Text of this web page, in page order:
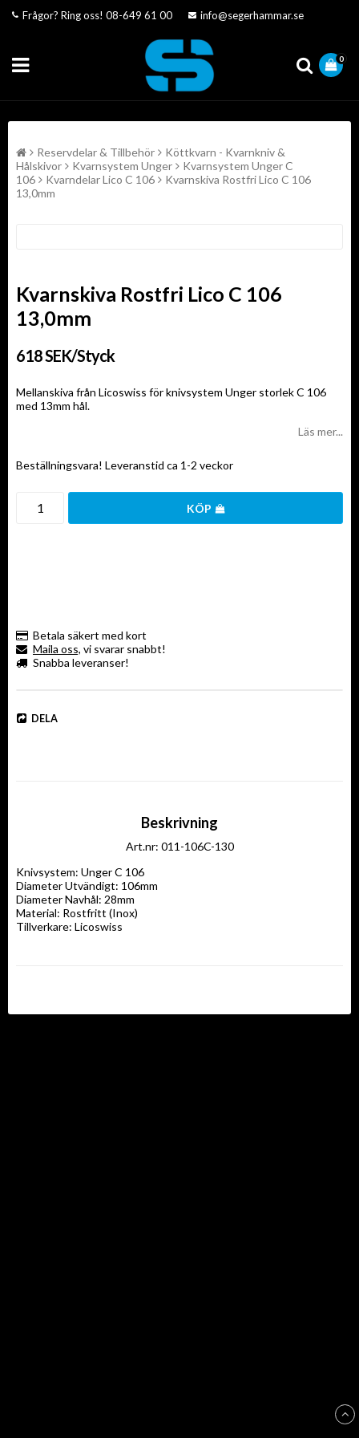
Frågor? Ring oss! 08-649 61 00 info@segerhammar.se
0
Reservdelar & Tillbehör
Köttkvarn - Kvarnkniv &
Hålskivor
Kvarnsystem Unger
Kvarnsystem Unger C
106
Kvarndelar Lico C 106
Kvarnskiva Rostfri Lico C 106
13,0mm
Kvarnskiva Rostfri Lico C 106
13,0mm
618 SEK/Styck
Mellanskiva från Licoswiss för knivsystem Unger storlek C 106
med 13mm hål.
Läs mer...
Beställningsvara! Leveranstid ca 1-2 veckor
KÖP
Betala säkert med kort
Maila oss, vi svarar snabbt!
Snabba leveranser!
DELA
Beskrivning
Art.nr: 011-106C-130
Knivsystem: Unger C 106
Diameter Utvändigt: 106mm
Diameter Navhål: 28mm
Material: Rostfritt (Inox)
Tillverkare: Licoswiss